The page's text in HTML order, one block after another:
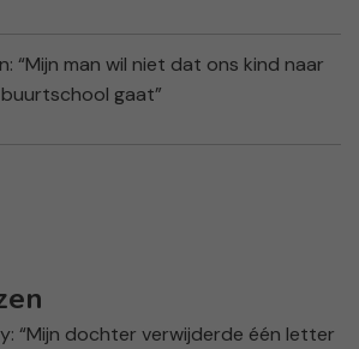
“Mijn man wil niet dat ons kind naar
gaat”
“Mijn dochter verwijderde één letter